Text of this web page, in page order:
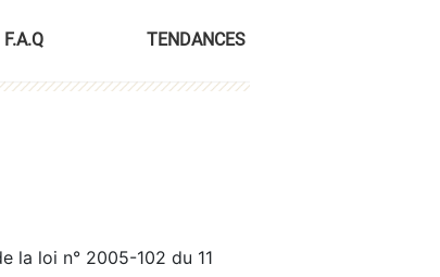
F.A.Q TENDANCES
la loi n° 2005-102 du 11